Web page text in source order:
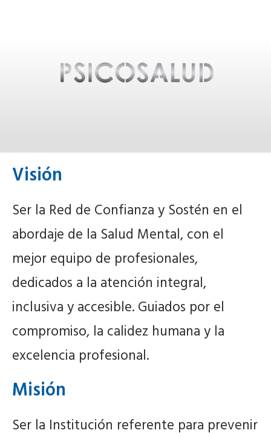
Visión
Ser la Red de Confianza y Sostén en el
abordaje de la Salud Mental, con el
mejor equipo de profesionales,
dedicados a la atención integral,
inclusiva y accesible. Guiados por el
compromiso, la calidez humana y la
excelencia profesional.
Misión
Ser la Institución referente para prevenir